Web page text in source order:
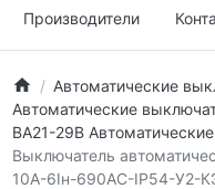
Производители
Автоматические
Автоматические
ВА21-29В
Выключатель
10А-6Iн-690AC-IP54-У2-